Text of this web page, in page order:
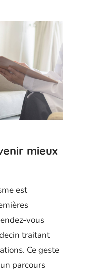
mieux
est
vous
traitant
Ce geste
parcours